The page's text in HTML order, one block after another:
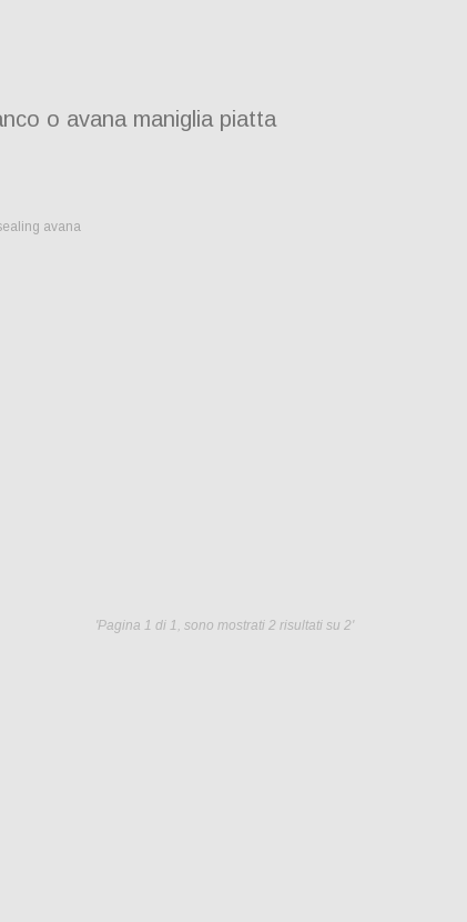
o avana maniglia piatta
avana
'Pagina 1 di 1, sono mostrati 2 risultati su 2'